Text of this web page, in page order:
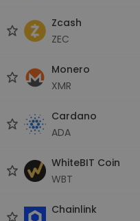
Zcash
ZEC
Monero
XMR
Cardano
ADA
WhiteBIT Coin
WBT
Chainlink